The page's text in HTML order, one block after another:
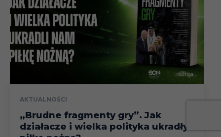
AKTUALNOŚCI
„Brudne fragmenty gry”. Jak
działacze i wielka polityka ukradły